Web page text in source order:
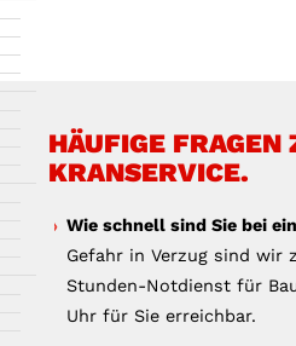
HÄUFIGE FRAGEN
KRANSERVICE.
Wie schnell sind Sie bei
Gefahr in Verzug sind wir
Stunden-Notdienst für
Uhr für Sie erreichbar.